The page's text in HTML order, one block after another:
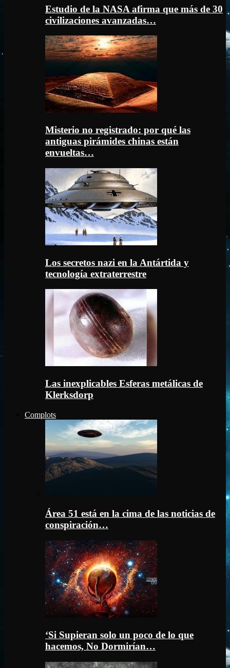
Estudio de la NASA afirma que más de 30
civilizaciones avanzadas…
Misterio no registrado: por qué las
antiguas pirámides chinas están
envueltas…
Los secretos nazi en la Antártida y
tecnología extraterrestre
Las inexplicables Esferas metálicas de
Klerksdorp
Complots
Área 51 está en la cima de las noticias de
conspiración…
‘Si Supieran solo un poco de lo que
hacemos, No Dormirían…